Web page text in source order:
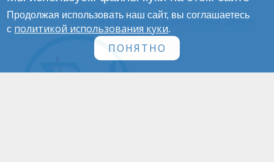
Политика обработки персональных данных
Продолжая использовать наш сайт, вы соглашаетесь
с политикой использования куки.
ПОНЯТНО